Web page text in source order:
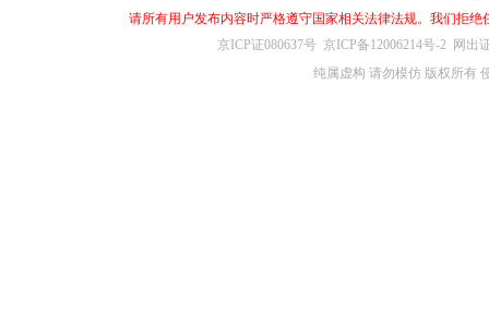
请所有用户发布内容时严格遵守国家相关法律法规。我们拒
京ICP证080637号 京ICP备12006214号-2 网出
纯属虚构 请勿模仿 版权所有